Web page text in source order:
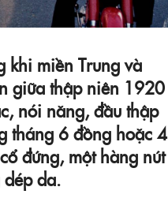
khi miền Trung và
giữa thập niên 1920
nói năng, đầu thập
tháng 6 đồng hoặc 4
đứng, một hàng nút
da.